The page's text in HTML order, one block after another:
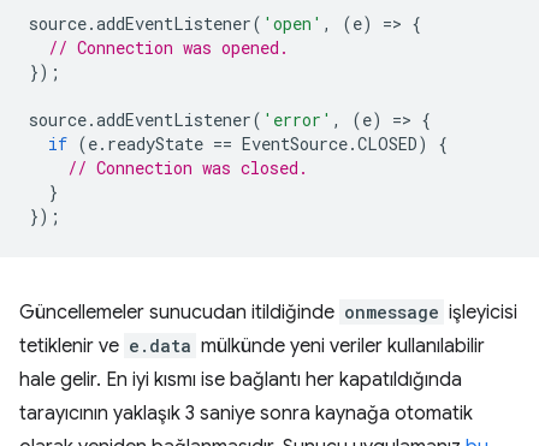
source.addEventListener( 'open' , (e) => {
// Connection was opened.
});
source.addEventListener( 'error' , (e) => {
if (e. readyState == EventSource.CLOSED)
{
// Connection was closed.
}
});
Güncellemeler sunucudan itildiğinde onmessage işleyicisi
tetiklenir ve e.data mülkünde yeni veriler kullanılabilir
hale gelir. En iyi kısmı ise bağlantı her kapatıldığında
tarayıcının yaklaşık 3 saniye sonra kaynağa otomatik